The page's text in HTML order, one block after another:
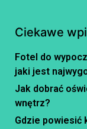
Ciekawe
Fotel do
jaki jest
Jak dobrać
wnętrz?
Gdzie powiesić